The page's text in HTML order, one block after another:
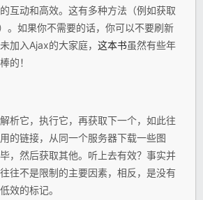
互动和高效。这有多种方法（例如获取
。如果你不需要的话，你可以不要刷新
加入Ajax的大家庭， 这本书虽然有些年
的！
析它，执行它，再获取下一个，如此往
的链接，从同一个服务器下载一些图
，然后获取其他。听上去有效？事实并
往不是限制的主要因素，相反，是没有
效的标记。